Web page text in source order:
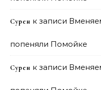
Сурен к записи
попеняли Помойке
Сурен к записи